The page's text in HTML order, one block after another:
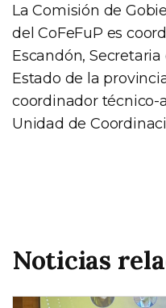
La Comisión de
del CoFeFuP es
Escandón,
Estado de la
coordinador técnico-
Unidad de
Noticias